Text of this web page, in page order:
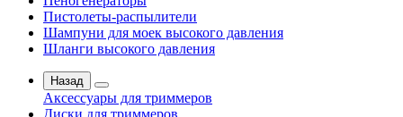
Пистолеты-распылители
Шампуни для моек высокого давления
Шланги высокого давления
Назад
Аксессуары для триммеров
Диски для триммеров